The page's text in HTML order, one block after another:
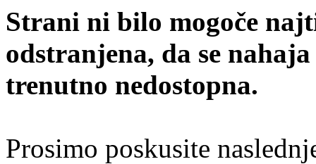
Strani ni bilo mogoče
odstranjena, da se
trenutno nedostopna.
Prosimo poskusite